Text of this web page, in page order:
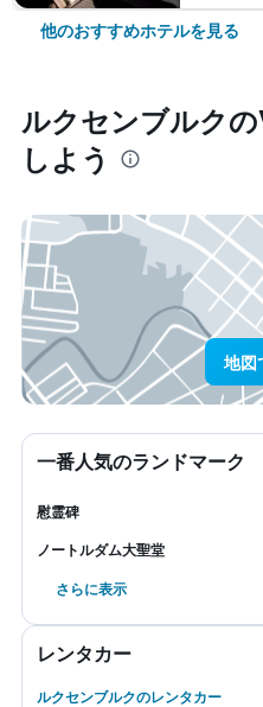
他のおすすめホテルを見る
ルクセンブルク​
しよう
地図
一番人気のランドマーク
慰霊碑
ノートルダム大聖堂
さらに表示
レンタカー
ルクセンブルクのレンタカー